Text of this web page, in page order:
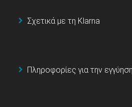
Σχετικά με τη Klarna
Πληροφορίες για την